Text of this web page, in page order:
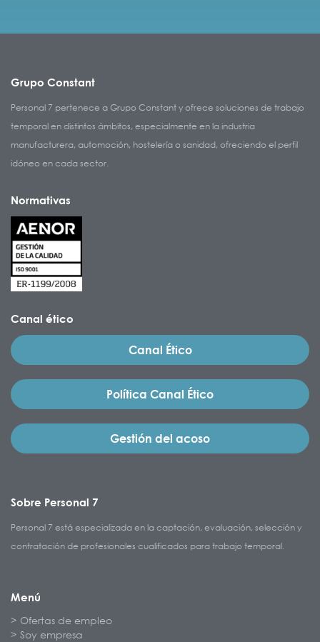
Grupo Constant
Personal 7 pertenece a Grupo Constant y ofrece soluciones de trabajo
temporal en distintos ámbitos, especialmente en la industria
manufacturera, automoción, hostelería o sanidad, ofreciendo el perfil
idóneo en cada sector.
Normativas
Canal ético
Canal Ético
Política Canal Ético
Gestión del acoso
Sobre Personal 7
Personal 7 está especializada en la captación, evaluación, selección y
contratación de profesionales cualificados para trabajo temporal.
Menú
Ofertas de empleo
Soy empresa